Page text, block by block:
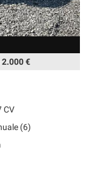
2.000 €
CV
(6)